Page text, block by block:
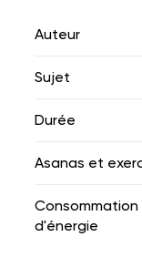
Auteur
Sujet
Durée
Asanas et
Consommation
d'énergie